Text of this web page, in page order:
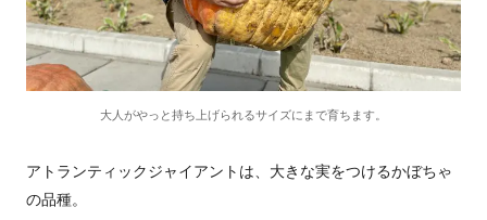
大人がやっと持ち上げられるサイズにまで育ちます。
アトランティックジャイアントは、大きな実をつけるかぼちゃ
の品種。